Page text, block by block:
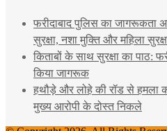
फरीदाबाद पुलिस का जागरूकता
सुरक्षा, नशा मुक्ति और महिला
किताबों के साथ सुरक्षा का पाठ:
किया जागरूक
हथौड़े और लोहे की रॉड से हमला
मुख्य आरोपी के दोस्त निकले